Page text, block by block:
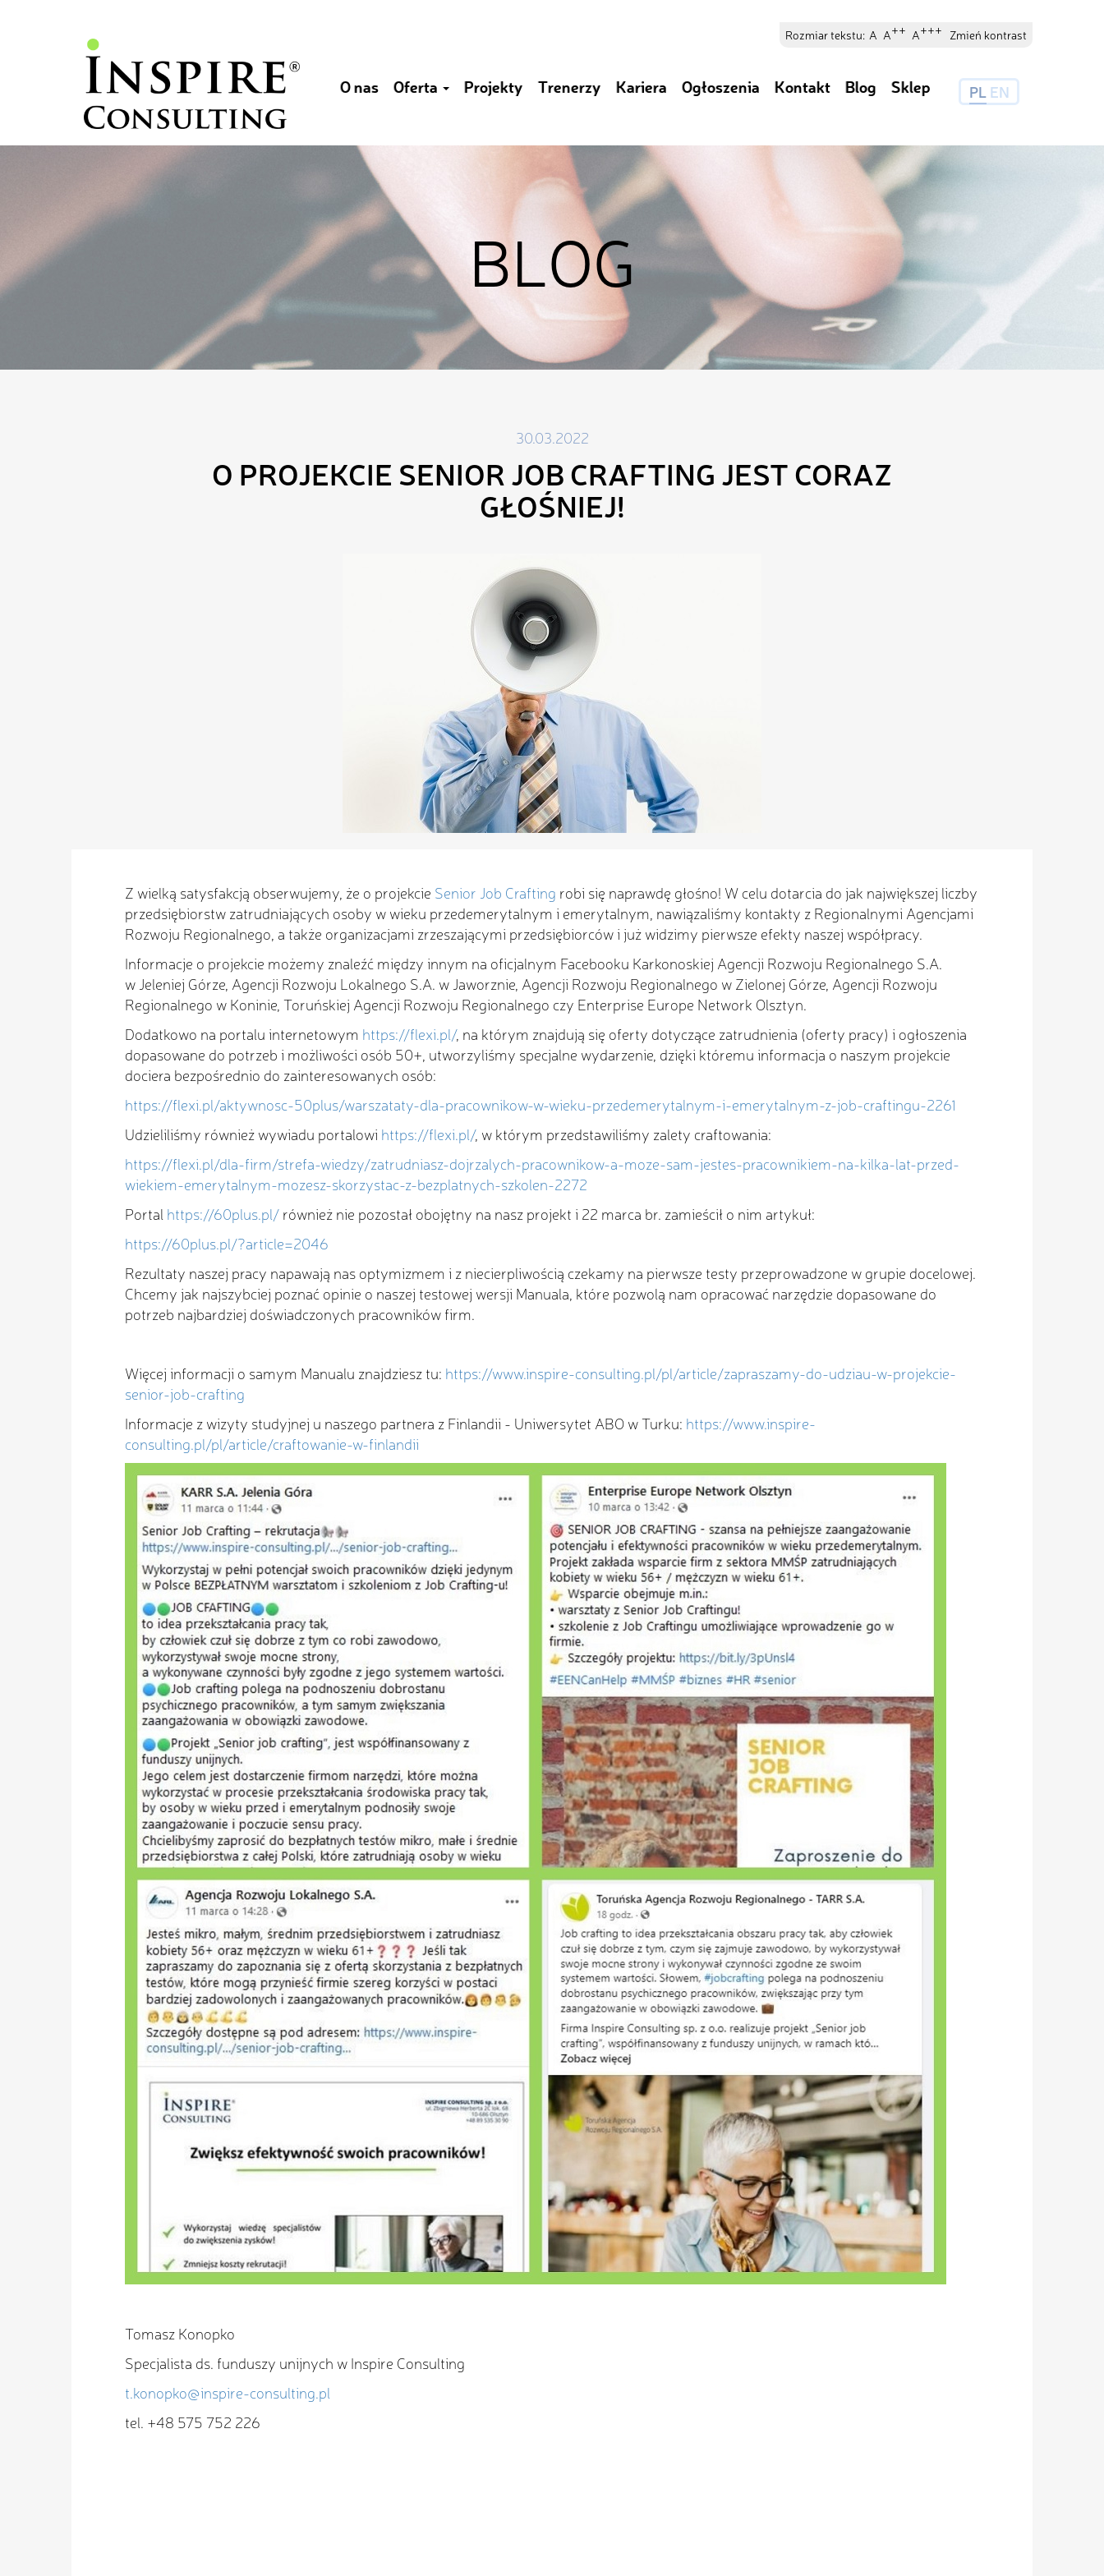
Rozmiar tekstu: A A++ A+++ Zmień kontrast
O nas Oferta Projekty Trenerzy Kariera Ogłoszenia Kontakt Blog Sklep PL EN
BLOG
30.03.2022
O PROJEKCIE SENIOR JOB CRAFTING JEST CORAZ
GŁOŚNIEJ!
Z wielką satysfakcją obserwujemy, że o projekcie Senior Job Crafting robi się naprawdę głośno! W celu dotarcia do jak największej liczby
przedsiębiorstw zatrudniających osoby w wieku przedemerytalnym i emerytalnym, nawiązaliśmy kontakty z Regionalnymi Agencjami
Rozwoju Regionalnego, a także organizacjami zrzeszającymi przedsiębiorców i już widzimy pierwsze efekty naszej współpracy.
Informacje o projekcie możemy znaleźć między innym na oficjalnym Facebooku Karkonoskiej Agencji Rozwoju Regionalnego S.A.
w Jeleniej Górze, Agencji Rozwoju Lokalnego S.A. w Jaworznie, Agencji Rozwoju Regionalnego w Zielonej Górze, Agencji Rozwoju
Regionalnego w Koninie, Toruńskiej Agencji Rozwoju Regionalnego czy Enterprise Europe Network Olsztyn.
Dodatkowo na portalu internetowym https://flexi.pl/, na którym znajdują się oferty dotyczące zatrudnienia (oferty pracy) i ogłoszenia
dopasowane do potrzeb i możliwości osób 50+, utworzyliśmy specjalne wydarzenie, dzięki któremu informacja o naszym projekcie
dociera bezpośrednio do zainteresowanych osób:
https://flexi.pl/aktywnosc-50plus/warszataty-dla-pracownikow-w-wieku-przedemerytalnym-i-emerytalnym-z-job-craftingu-2261
Udzieliliśmy również wywiadu portalowi https://flexi.pl/, w którym przedstawiliśmy zalety craftowania:
https://flexi.pl/dla-firm/strefa-wiedzy/zatrudniasz-dojrzalych-pracownikow-a-moze-sam-jestes-pracownikiem-na-kilka-lat-przed-
wiekiem-emerytalnym-mozesz-skorzystac-z-bezplatnych-szkolen-2272
Portal https://60plus.pl/ również nie pozostał obojętny na nasz projekt i 22 marca br. zamieścił o nim artykuł:
https://60plus.pl/?article=2046
Rezultaty naszej pracy napawają nas optymizmem i z niecierpliwością czekamy na pierwsze testy przeprowadzone w grupie docelowej.
Chcemy jak najszybciej poznać opinie o naszej testowej wersji Manuala, które pozwolą nam opracować narzędzie dopasowane do
potrzeb najbardziej doświadczonych pracowników firm.
Więcej informacji o samym Manualu znajdziesz tu: https://www.inspire-consulting.pl/pl/article/zapraszamy-do-udziau-w-projekcie-
senior-job-crafting
Informacje z wizyty studyjnej u naszego partnera z Finlandii - Uniwersytet ABO w Turku: https://www.inspire-
consulting.pl/pl/article/craftowanie-w-finlandii
Tomasz Konopko
Specjalista ds. funduszy unijnych w Inspire Consulting
t.konopko@inspire-consulting.pl
tel. +48 575 752 226